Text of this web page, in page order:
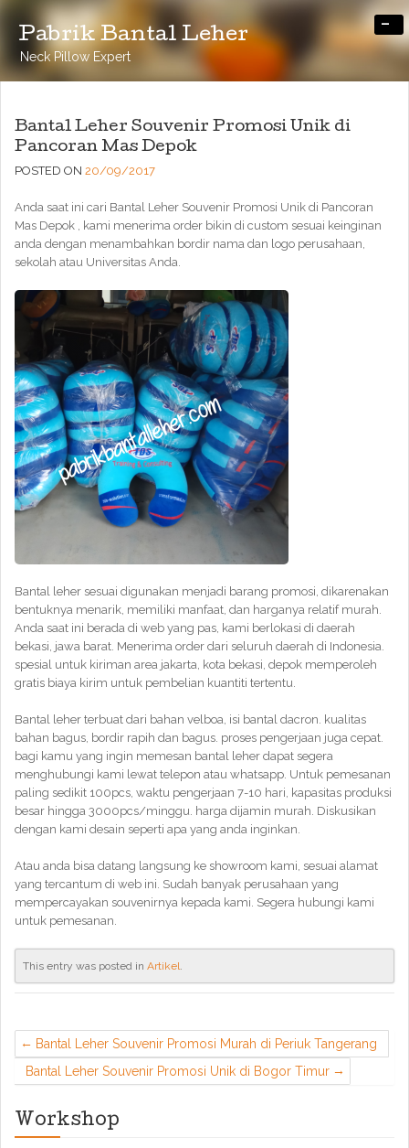
Pabrik Bantal Leher
Neck Pillow Expert
-
Bantal Leher Souvenir Promosi Unik di
Pancoran Mas Depok
POSTED ON 20/09/2017
Anda saat ini cari Bantal Leher Souvenir Promosi Unik di Pancoran
Mas Depok , kami menerima order bikin di custom sesuai keinginan
anda dengan menambahkan bordir nama dan logo perusahaan,
sekolah atau Universitas Anda.
Bantal leher sesuai digunakan menjadi barang promosi, dikarenakan
bentuknya menarik, memiliki manfaat, dan harganya relatif murah.
Anda saat ini berada di web yang pas, kami berlokasi di daerah
bekasi, jawa barat. Menerima order dari seluruh daerah di Indonesia.
spesial untuk kiriman area jakarta, kota bekasi, depok memperoleh
gratis biaya kirim untuk pembelian kuantiti tertentu.
Bantal leher terbuat dari bahan velboa, isi bantal dacron. kualitas
bahan bagus, bordir rapih dan bagus. proses pengerjaan juga cepat.
bagi kamu yang ingin memesan bantal leher dapat segera
menghubungi kami lewat telepon atau whatsapp. Untuk pemesanan
paling sedikit 100pcs, waktu pengerjaan 7-10 hari, kapasitas produksi
besar hingga 3000pcs/minggu. harga dijamin murah. Diskusikan
dengan kami desain seperti apa yang anda inginkan.
Atau anda bisa datang langsung ke showroom kami, sesuai alamat
yang tercantum di web ini. Sudah banyak perusahaan yang
mempercayakan souvenirnya kepada kami. Segera hubungi kami
untuk pemesanan.
This entry was posted in Artikel.
Bantal Leher Souvenir Promosi Murah di Periuk Tangerang
Bantal Leher Souvenir Promosi Unik di Bogor Timur
Workshop